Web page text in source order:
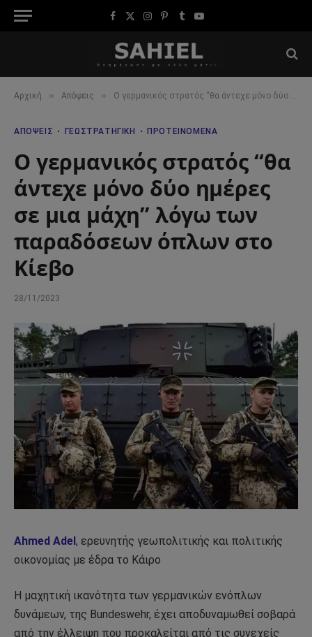
Facebook
X
Instagram
Pinterest
TumblrYouTube
Αρχική » Απόψεις » Ο γερμανικός στρατός “θα άντεχε μόνο δύο ημέρες σε μια μάχη” λόγω των παραδόσεων όπλων στο Κίεβο
ΑΠΌΨΕΙΣ ΓΕΩΣΤΡΑΤΗΓΙΚΉ ΠΡΟΤΕΙΝΌΜΕΝΑ
Ο γερμανικός στρατός “θα
άντεχε μόνο δύο ημέρες
σε μια μάχη” λόγω των
παραδόσεων όπλων στο
Κίεβο
28/11/2023
Ahmed Adel, ερευνητής γεωπολιτικής και πολιτικής
οικονομίας με έδρα το Κάιρο
Η μαχητική ικανότητα των γερμανικών ενόπλων
δυνάμεων, της Bundeswehr, έχει αποδυναμωθεί σοβαρά
από την έλλειψη που προκαλείται από τις συνεχείς